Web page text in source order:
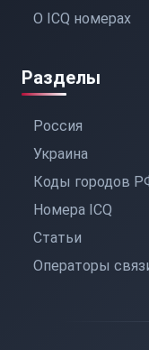
О ICQ номерах
Разделы
Россия
Украина
Коды городов
Номера ICQ
Статьи
Операторы